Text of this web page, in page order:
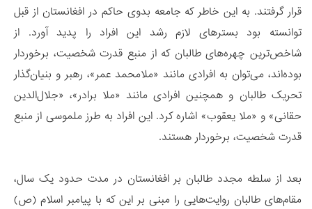
قرار گرفتند. به این خاطر که جامعه بدوی حاکم در افغانستان از قبل
توانسته بود بسترهای لازم رشد این افراد را پدید آورد. از
شاخص‌ترین چهره‌های طالبان که از منبع قدرت شخصیت، برخوردار
بوده‌اند، می‌توان به افرادی مانند «ملامحمد عمر»، رهبر و بنیان‌گذار
تحریک طالبان و همچنین افرادی مانند «ملا برادر»، «جلال‌الدین
حقانی» و «ملا یعقوب» اشاره کرد. این افراد به طرز ملموسی از منبع
قدرت شخصیت، برخوردار هستند.
بعد از سلطه مجدد طالبان بر افغانستان در مدت حدود یک سال،
مقام‌های طالبان روایت‌هایی را مبنی بر این‌ که با پیامبر اسلام (ص)